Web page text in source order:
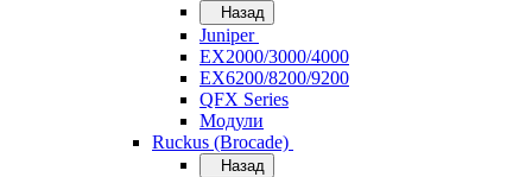
Назад
Juniper
EX2000/3000/4000
EX6200/8200/9200
QFX Series
Модули
Ruckus (Brocade)
Назад